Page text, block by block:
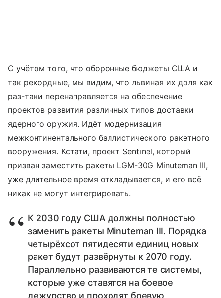
С учётом того, что оборонные бюджеты США и
так рекордные, мы видим, что львиная их доля как
раз-таки перенаправляется на обеспечение
проектов развития различных типов доставки
ядерного оружия. Идёт модернизация
межконтинентального баллистического ракетного
вооружения. Кстати, проект Sentinel, который
призван заместить ракеты LGM-30G Minuteman III,
уже длительное время откладывается, и его всё
никак не могут интегрировать.
К 2030 году США должны полностью
заменить ракеты Minuteman III. Порядка
четырёхсот пятидесяти единиц новых
ракет будут развёрнуты к 2070 году.
Параллельно развиваются те системы,
которые уже ставятся на боевое
дежурство и проходят боевую